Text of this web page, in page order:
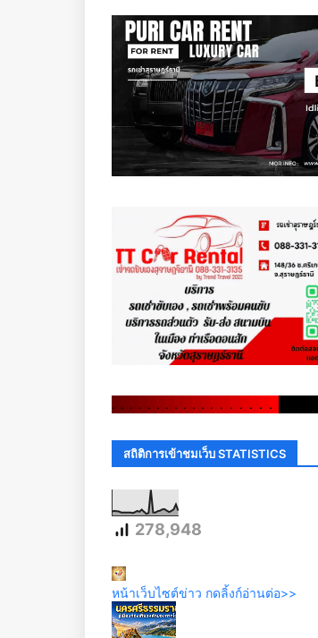
. . . . . . . . . . . . . . . . . .
สถิติการเข้าชมเว็บ STATISTICS
278,948
หน้าเว็บไซต์ข่าว กดลิ้งก์อ่านต่อ>>